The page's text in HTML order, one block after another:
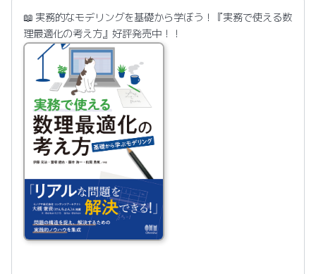
📖 実務的なモデリングを基礎から学ぼう！『実務で使える数
理最適化の考え方』好評発売中！！